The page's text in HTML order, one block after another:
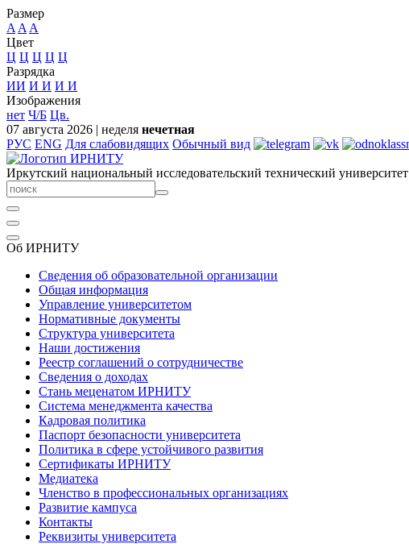
Размер
A A A
Цвет
Ц Ц Ц Ц Ц
Разрядка
ИИ И И И И
Изображения
нет Ч/Б Цв.
07 августа 2026 | неделя нечетная
РУС ENG Для слабовидящих Обычный вид
Иркутский национальный исследовательский технический университет
Об ИРНИТУ
Сведения об образовательной организации
Общая информация
Управление университетом
Нормативные документы
Структура университета
Наши достижения
Реестр соглашений о сотрудничестве
Сведения о доходах
Стань меценатом ИРНИТУ
Система менеджмента качества
Кадровая политика
Паспорт безопасности университета
Политика в сфере устойчивого развития
Сертификаты ИРНИТУ
Медиатека
Членство в профессиональных организациях
Развитие кампуса
Контакты
Реквизиты университета